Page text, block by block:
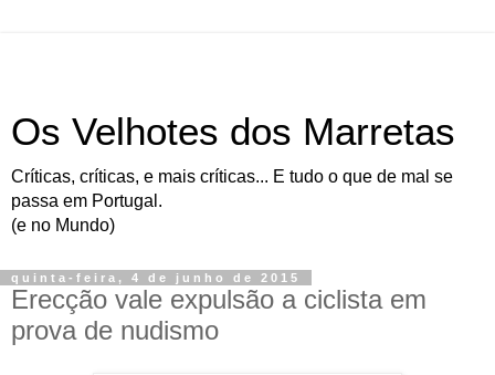
Os Velhotes dos Marretas
Críticas, críticas, e mais críticas... E tudo o que de mal se
passa em Portugal.
(e no Mundo)
quinta-feira, 4 de junho de 2015
Erecção vale expulsão a ciclista em
prova de nudismo